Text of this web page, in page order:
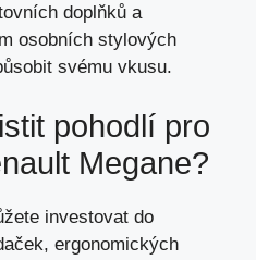
doplňků a
osobních stylových
svému vkusu.
pohodlí pro
Megane?
investovat do
ergonomických